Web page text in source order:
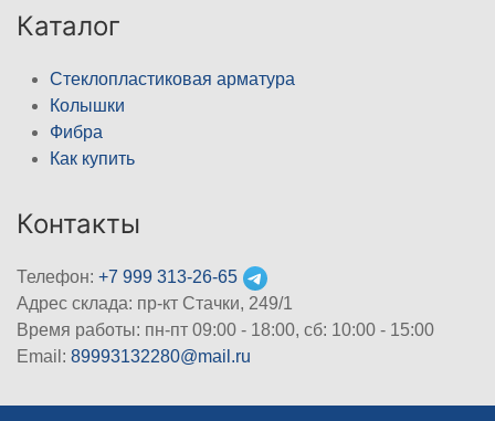
Каталог
Стеклопластиковая арматура
Колышки
Фибра
Как купить
Контакты
Телефон: +7 999 313-26-65
Адрес склада: пр-кт Стачки, 249/1
Время работы: пн-пт 09:00 - 18:00, cб: 10:00 - 15:00
Email: 89993132280@mail.ru